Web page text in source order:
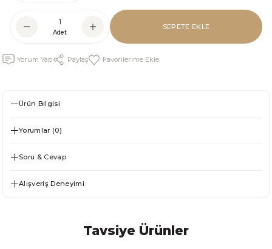
Adet
SEPETE EKLE
Yorum Yap Paylaş
Ürün Bilgisi
Yorumlar (0)
Soru & Cevap
Alışveriş Deneyimi
Tavsiye Ürünler